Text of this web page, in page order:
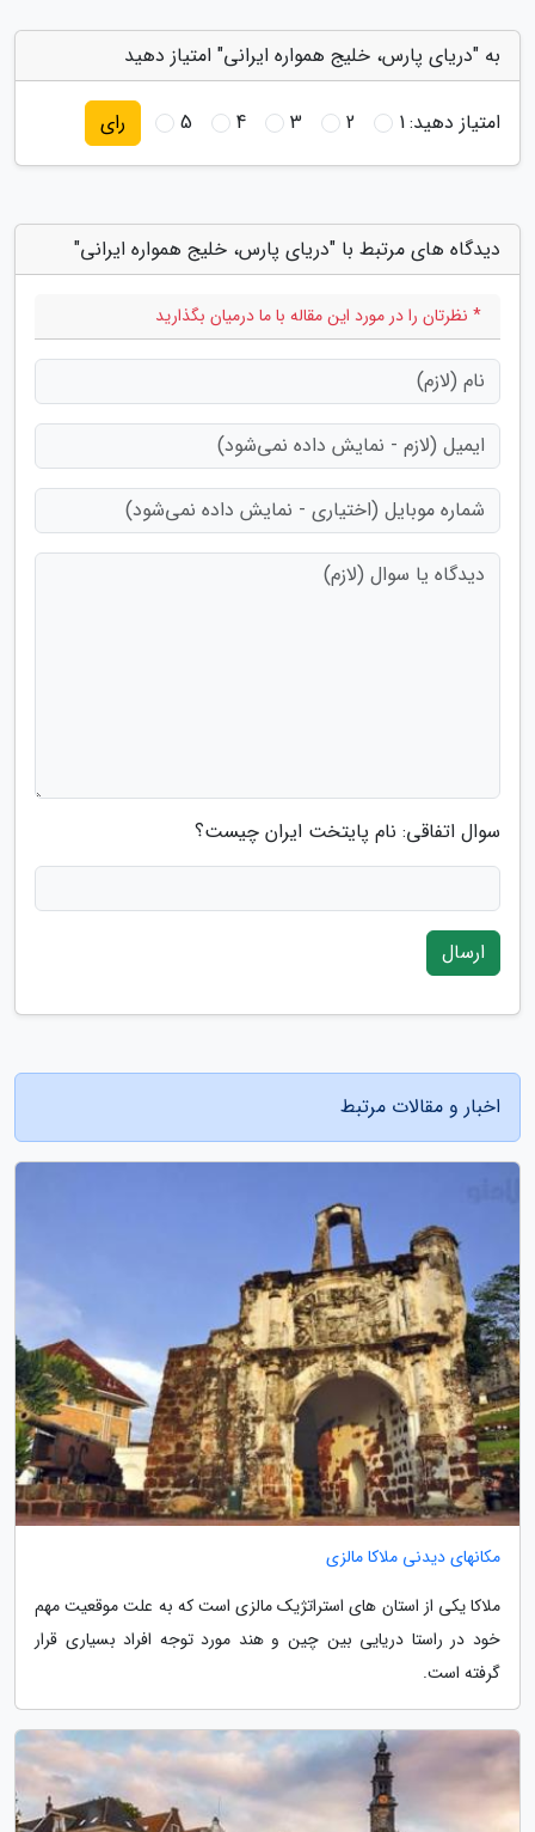
به "دریای پارس، خلیج همواره ایرانی" امتیاز دهید
امتیاز دهید:1
2
3
4
5 رای
دیدگاه های مرتبط با "دریای پارس، خلیج همواره ایرانی"
* نظرتان را در مورد این مقاله با ما درمیان بگذارید
سوال اتفاقی: نام پایتخت ایران چیست؟
ارسال
اخبار و مقالات مرتبط
مکانهای دیدنی ملاکا مالزی
ملاکا یکی از استان های استراتژیک مالزی است که به علت موقعیت مهم
خود در راستا دریایی بین چین و هند مورد توجه افراد بسیاری قرار
گرفته است.